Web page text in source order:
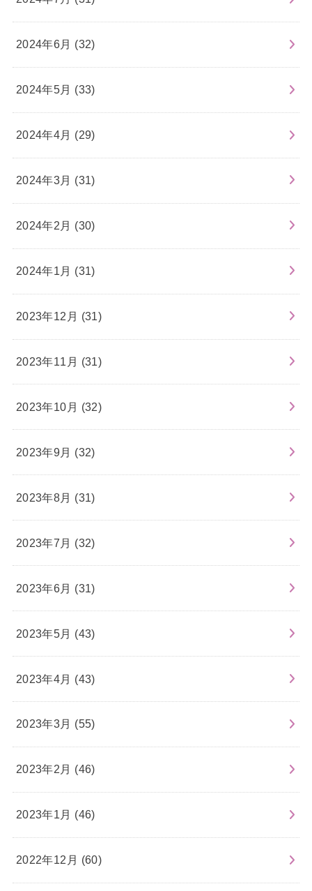
2024年6月 (32)
2024年5月 (33)
2024年4月 (29)
2024年3月 (31)
2024年2月 (30)
2024年1月 (31)
2023年12月 (31)
2023年11月 (31)
2023年10月 (32)
2023年9月 (32)
2023年8月 (31)
2023年7月 (32)
2023年6月 (31)
2023年5月 (43)
2023年4月 (43)
2023年3月 (55)
2023年2月 (46)
2023年1月 (46)
2022年12月 (60)